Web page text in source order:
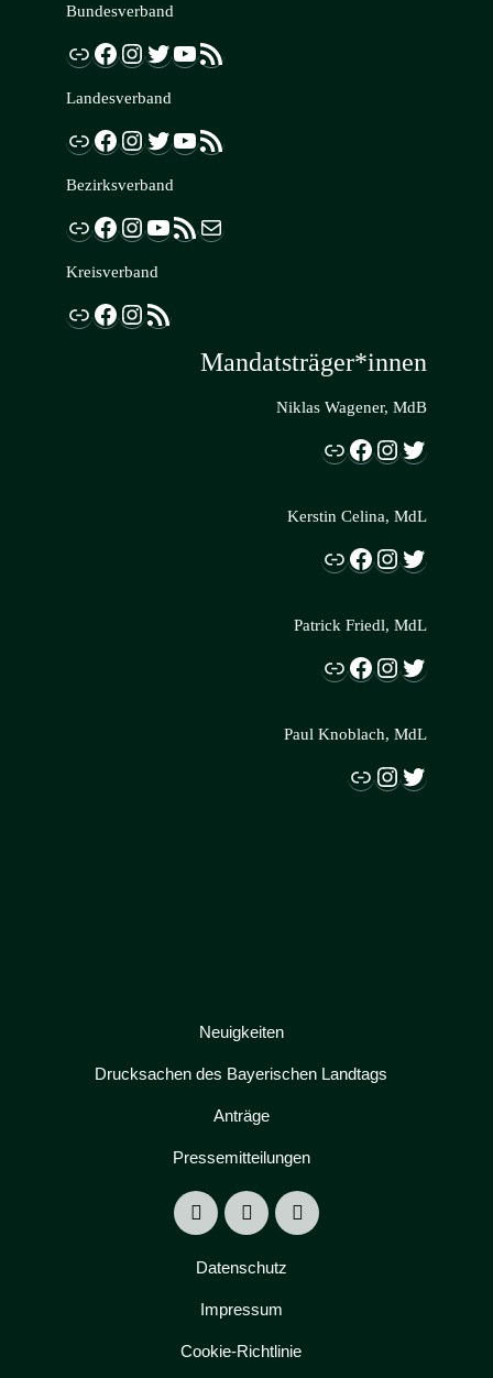
Bundesverband
Link Facebook InstagramTwitter YouTube RSS-Feed
Landesverband
Link Facebook InstagramTwitter YouTube RSS-Feed
Bezirksverband
Link Facebook InstagramYouTube RSS-Feed E-Mail
Kreisverband
Link Facebook InstagramRSS-Feed
Mandatsträger*innen
Niklas Wagener, MdB
Link Facebook InstagramTwitter
Kerstin Celina, MdL
Link Facebook InstagramTwitter
Patrick Friedl, MdL
Link Facebook InstagramTwitter
Paul Knoblach, MdL
Link InstagramTwitter
Neuigkeiten
Drucksachen des Bayerischen Landtags
Anträge
Pressemitteilungen
Datenschutz
Impressum
Cookie-Richtlinie